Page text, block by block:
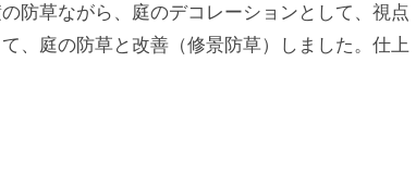
防草ながら、庭のデコレーションとして、視点
、庭の防草と改善（修景防草）しました。仕上